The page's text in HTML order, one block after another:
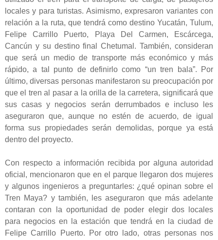
locales y para turistas. Asimismo, expresaron variantes con
relación a la ruta, que tendrá como destino Yucatán, Tulum,
Felipe Carrillo Puerto, Playa Del Carmen, Escárcega,
Cancún y su destino final Chetumal. También, consideran
que será un medio de transporte más económico y más
rápido, a tal punto de definirlo como “un tren bala”. Por
último, diversas personas manifestaron su preocupación por
que el tren al pasar a la orilla de la carretera, significará que
sus casas y negocios serán derrumbados e incluso les
aseguraron que, aunque no estén de acuerdo, de igual
forma sus propiedades serán demolidas, porque ya está
dentro del proyecto.
Con respecto a información recibida por alguna autoridad
oficial, mencionaron que en el parque llegaron dos mujeres
y algunos ingenieros a preguntarles: ¿qué opinan sobre el
Tren Maya? y también, les aseguraron que más adelante
contaran con la oportunidad de poder elegir dos locales
para negocios en la estación que tendrá en la ciudad de
Felipe Carrillo Puerto. Por otro lado, otras personas nos